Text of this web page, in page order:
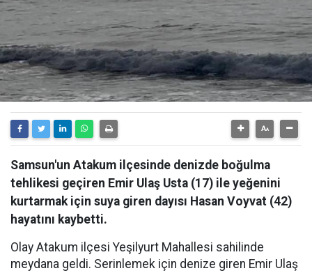
Samsun'un Atakum ilçesinde denizde boğulma
tehlikesi geçiren Emir Ulaş Usta (17) ile yeğenini
kurtarmak için suya giren dayısı Hasan Voyvat (42)
hayatını kaybetti.
Olay Atakum ilçesi Yeşilyurt Mahallesi sahilinde
meydana geldi. Serinlemek için denize giren Emir Ulaş